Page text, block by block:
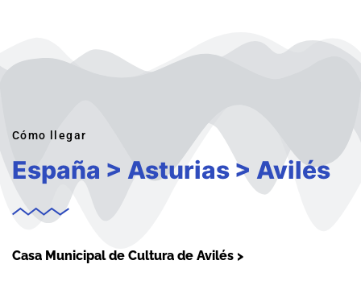
Cómo llegar
España > Asturias > Avilés
Casa Municipal de Cultura de Avilés >